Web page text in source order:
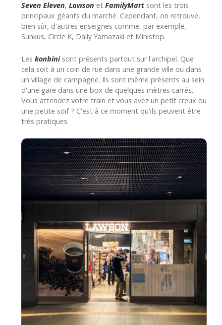
Seven Eleven, Lawson et FamilyMart sont les trois
principaux géants du marché. Cependant, on retrouve,
bien sûr, d'autres enseignes comme, par exemple,
Sunkus, Circle K, Daily Yamazaki et Ministop.
Les konbinisont présents partout sur l'archipel. Que
cela soit à un coin de rue dans une grande ville ou dans
un village de campagne. Ils sont même présents au sein
d'une gare dans une box de quelques mètres carrés.
Vous attendez votre train et vous avez un petit creux ou
une petite soif ? C'est à ce moment qu'ils peuvent être
très pratiques.